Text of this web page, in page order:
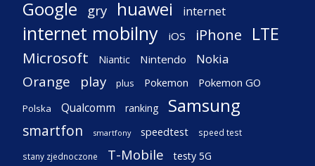
Google gry huawei internet
internet mobilny iOS iPhone LTE
Microsoft Niantic Nintendo Nokia
Orange play plus Pokemon Pokemon GO
Polska Qualcomm ranking Samsung
smartfon smartfony speedtest speed test
stany zjednoczone T-Mobile testy 5G